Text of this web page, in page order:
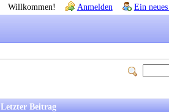
Willkommen! Anmelden Ein
Letzter Beitrag